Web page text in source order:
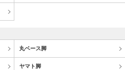
丸ベース脚
ヤマト脚